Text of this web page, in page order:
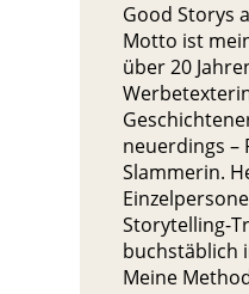
Good Storys
Motto ist
über 20
neuerdings –
Slammerin.
Storytelling-
buchstäblich
Meine